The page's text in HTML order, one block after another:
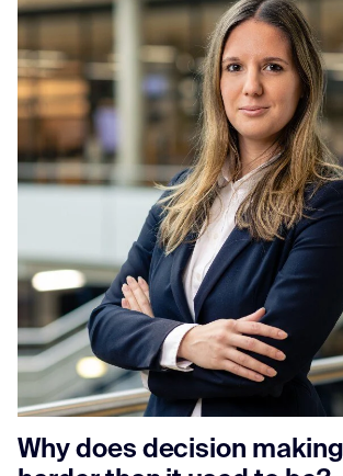
Why does decision